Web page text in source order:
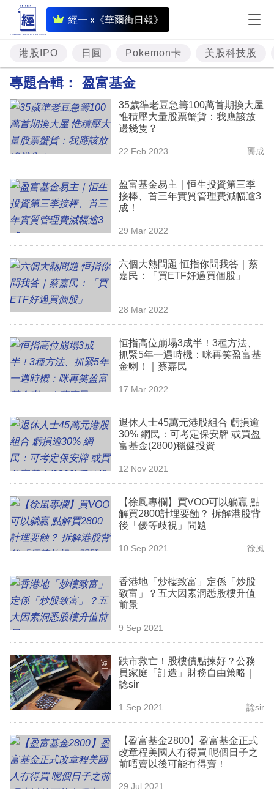
經一 x《華爾街日報》
即
時
財
經
題
投
資
樓
市
理
商
業
技
職
場
生
時
事
欄
訂
閱
區
港股IPO 日圓 Pokemon卡 美股科技股
專題合輯： 盈富基金
35歲準老豆急籌100萬首期換大屋
惟積壓大量股票蟹貨：我應該放
邊幾隻？
22 Feb 2023 龔成
盈富基金易主｜恒生投資第三季
接棒、首三年實質管理費減幅逾3
成！
29 Mar 2022
六個大熱問題 恒指你問我答｜蔡
嘉民：「買ETF好過買個股」
28 Mar 2022
恒指高位崩塌3成半！3種方法、
抓緊5年一遇時機：咪再笑盈富基
金喇！｜蔡嘉民
17 Mar 2022
退休人士45萬元港股組合 虧損逾
30% 網民：可考定保安牌 或買盈
富基金(2800)穩健投資
12 Nov 2021
【徐風專欄】買VOO可以躺贏 點
解買2800計埋要蝕？ 拆解港股背
後「優等歧視」問題
10 Sep 2021 徐風
香港地「炒樓致富」定係「炒股
致富」？五大因素洞悉股樓升值
前景
9 Sep 2021
跌市救亡！股樓債點揀好？公務
員家庭「訂造」財務自由策略｜
諗sir
1 Sep 2021 諗sir
【盈富基金2800】盈富基金正式
改章程美國人冇得買 呢個日子之
前唔賣以後可能冇得賣！
29 Jul 2021